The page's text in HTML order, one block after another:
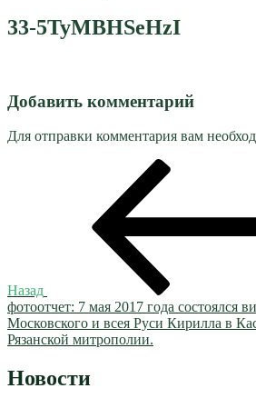
33-5TyMBHSeHzI
Добавить комментарий
Для отправки комментария вам
Назад
фотоотчет: 7 мая 2017 года состоялся
Московского и всея Руси Кирилла в
Рязанской митрополии.
Новости